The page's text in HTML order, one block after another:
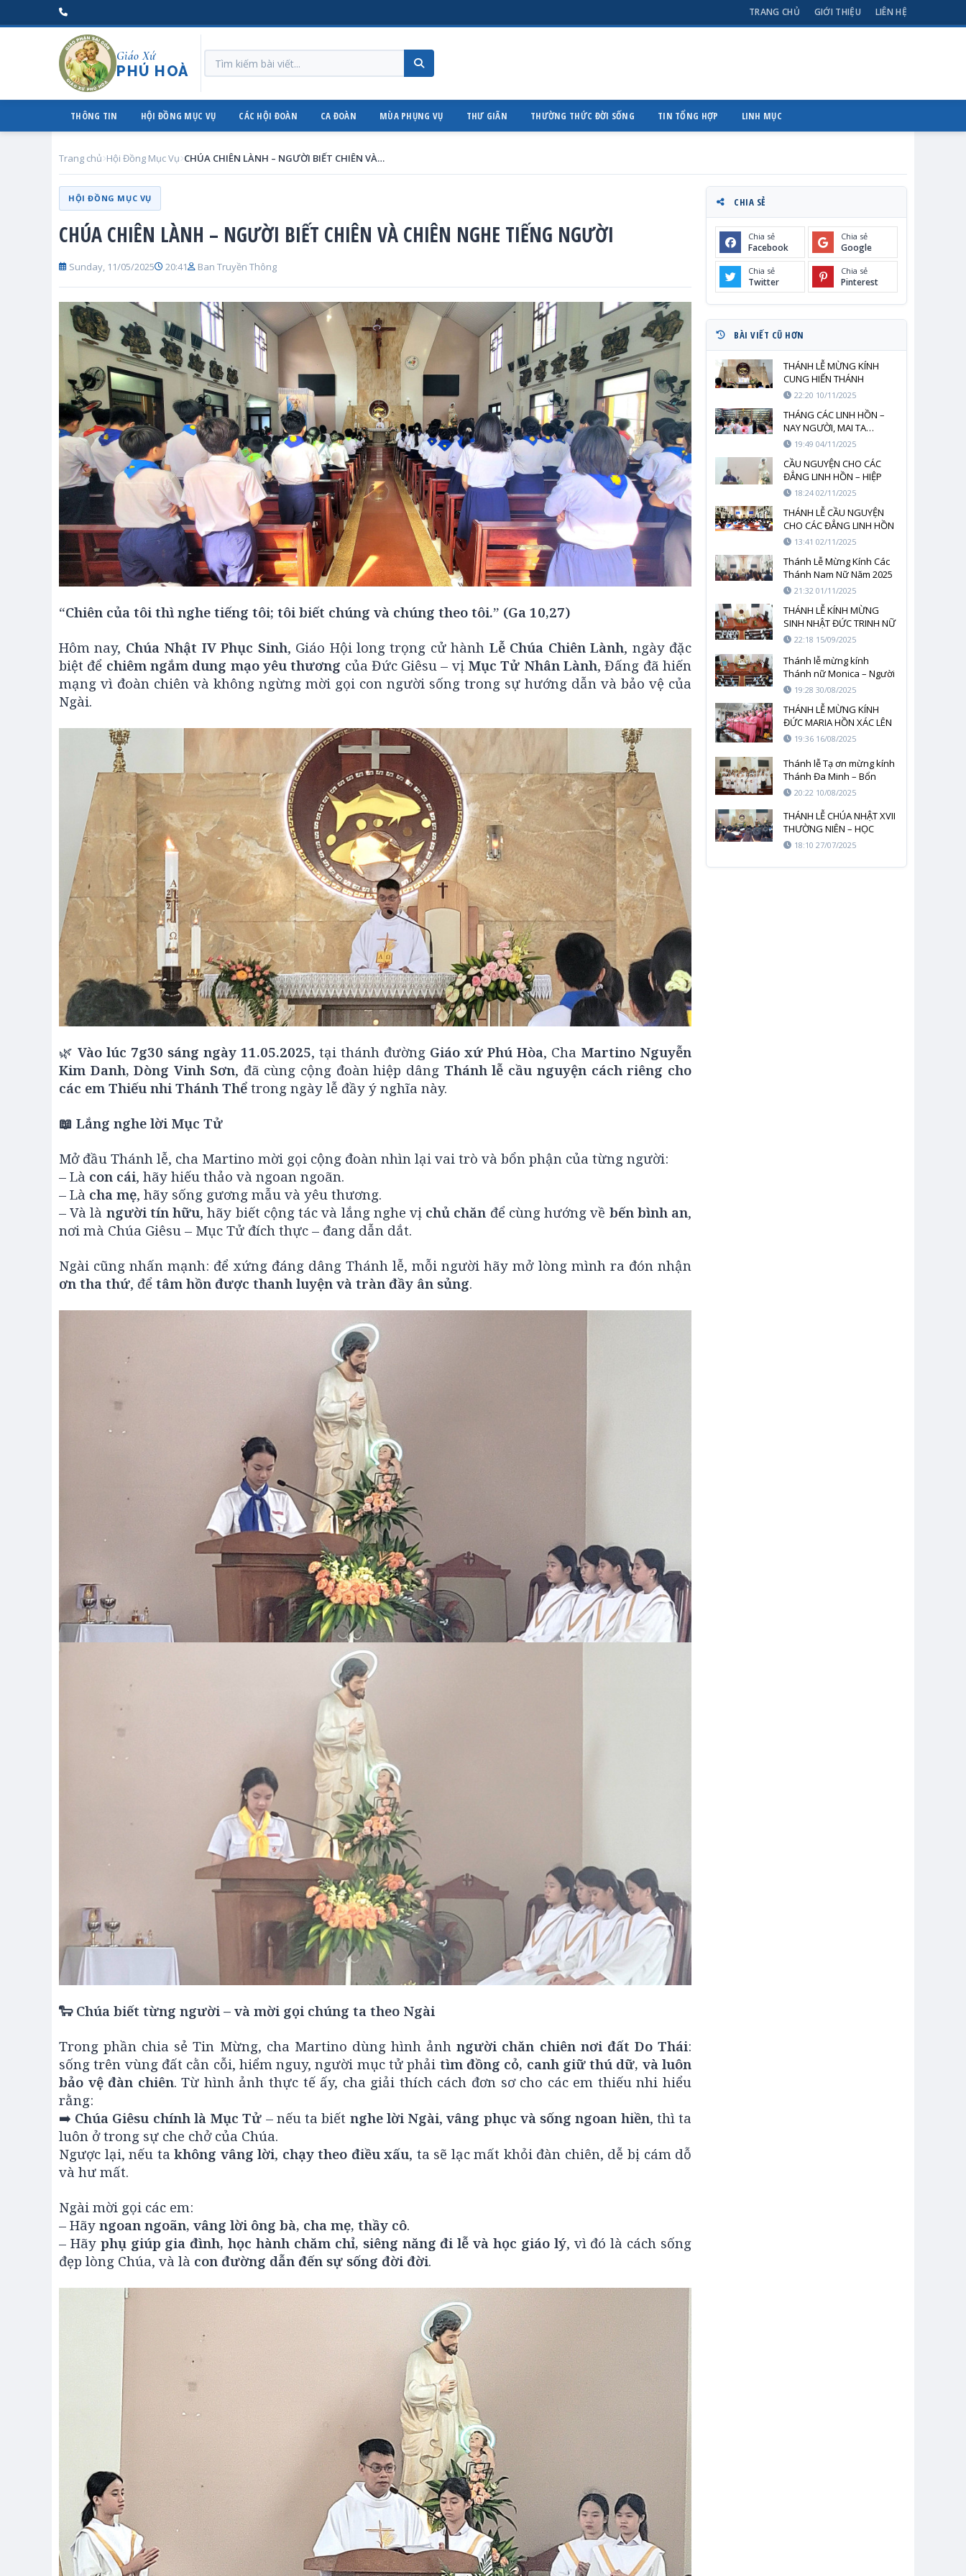
TRANG CHỦ GIỚI THIỆU LIÊN HỆ
Giáo Xứ
PHÚ HOÀ
THÔNG TIN HỘI ĐỒNG MỤC VỤ CÁC HỘI ĐOÀN CA ĐOÀN MÙA PHỤNG VỤ THƯ GIÃN THƯỜNG THỨC ĐỜI SỐNG TIN TỔNG HỢP LINH MỤC
Trang chủ Hội Đồng Mục Vụ CHÚA CHIÊN LÀNH – NGƯỜI BIẾT CHIÊN VÀ CHIÊN NGHE TIẾNG NGƯỜI
HỘI ĐỒNG MỤC VỤ
CHÚA CHIÊN LÀNH – NGƯỜI BIẾT CHIÊN VÀ CHIÊN NGHE TIẾNG NGƯỜI
Sunday, 11/05/2025 20:41 Ban Truyền Thông
“Chiên của tôi thì nghe tiếng tôi; tôi biết chúng và chúng theo tôi.” (Ga 10,27)
Hôm nay, Chúa Nhật IV Phục Sinh, Giáo Hội long trọng cử hành Lễ Chúa Chiên Lành, ngày đặc
biệt để chiêm ngắm dung mạo yêu thương của Đức Giêsu – vị Mục Tử Nhân Lành, Đấng đã hiến
mạng vì đoàn chiên và không ngừng mời gọi con người sống trong sự hướng dẫn và bảo vệ của
Ngài.
🌿 Vào lúc 7g30 sáng ngày 11.05.2025, tại thánh đường Giáo xứ Phú Hòa, Cha Martino Nguyễn
Kim Danh, Dòng Vinh Sơn, đã cùng cộng đoàn hiệp dâng Thánh lễ cầu nguyện cách riêng cho
các em Thiếu nhi Thánh Thể trong ngày lễ đầy ý nghĩa này.
📖 Lắng nghe lời Mục Tử
Mở đầu Thánh lễ, cha Martino mời gọi cộng đoàn nhìn lại vai trò và bổn phận của từng người:
– Là con cái, hãy hiếu thảo và ngoan ngoãn.
– Là cha mẹ, hãy sống gương mẫu và yêu thương.
– Và là người tín hữu, hãy biết cộng tác và lắng nghe vị chủ chăn để cùng hướng về bến bình an,
nơi mà Chúa Giêsu – Mục Tử đích thực – đang dẫn dắt.
Ngài cũng nhấn mạnh: để xứng đáng dâng Thánh lễ, mỗi người hãy mở lòng mình ra đón nhận
ơn tha thứ, để tâm hồn được thanh luyện và tràn đầy ân sủng.
🐑Chúa biết từng người – và mời gọi chúng ta theo Ngài
Trong phần chia sẻ Tin Mừng, cha Martino dùng hình ảnhngười chăn chiên nơi đất Do Thái:
sống trên vùng đất cằn cỗi, hiểm nguy, người mục tử phải tìm đồng cỏ, canh giữ thú dữ, và luôn
bảo vệ đàn chiên. Từ hình ảnh thực tế ấy, cha giải thích cách đơn sơ cho các em thiếu nhi hiểu
rằng:
➡️ Chúa Giêsu chính là Mục Tử – nếu ta biết nghe lời Ngài,vâng phục và sống ngoan hiền, thì ta
luôn ở trong sự che chở của Chúa.
Ngược lại, nếu takhông vâng lời, chạy theo điều xấu, ta sẽ lạc mất khỏi đàn chiên, dễ bị cám dỗ
và hư mất.
Ngài mời gọi các em:
– Hãy ngoan ngoãn, vâng lời ông bà, cha mẹ, thầy cô.
– Hãy phụ giúp gia đình, học hành chăm chỉ, siêng năng đi lễ và học giáo lý, vì đó là cách sống
đẹp lòng Chúa, và là con đường dẫn đến sự sống đời đời.
CHIA SẺ
Chia sẻ
Facebook
Chia sẻ
Google
Chia sẻ
Twitter
Chia sẻ
Pinterest
BÀI VIẾT CŨ HƠN
THÁNH LỄ MỪNG KÍNH
CUNG HIẾN THÁNH
ĐƯỜNG LATERANO –
MÌNH NHƯ NGÔI ĐỀN
SỐNG
22:20 10/11/2025
THÁNG CÁC LINH HỒN –
NAY NGƯỜI, MAI TA…
19:49 04/11/2025
CẦU NGUYỆN CHO CÁC
ĐẲNG LINH HỒN – HIỆP
THÔNG TRONG TÌNH YÊU
18:24 02/11/2025
THÁNH LỄ CẦU NGUYỆN
CHO CÁC ĐẲNG LINH HỒN
13:41 02/11/2025
Thánh Lễ Mừng Kính Các
Thánh Nam Nữ Năm 2025
21:32 01/11/2025
THÁNH LỄ KÍNH MỪNG
SINH NHẬT ĐỨC TRINH NỮ
MARIA & MỪNG BỔN
22:18 15/09/2025
Thánh lễ mừng kính
Thánh nữ Monica – Người
mẹ kiên nhẫn trong gia
19:28 30/08/2025
THÁNH LỄ MỪNG KÍNH
ĐỨC MARIA HỒN XÁC LÊN
TRỜI19:36 16/08/2025
Thánh lễ Tạ ơn mừng kính
Thánh Đa Minh – Bổn
mạng Huynh đoàn Đa
20:22 10/08/2025
THÁNH LỄ CHÚA NHẬT XVII
THƯỜNG NIÊN – HỌC
CÁCH CẦU NGUYỆN NHƯ
18:10 27/07/2025